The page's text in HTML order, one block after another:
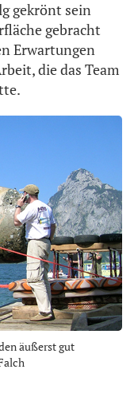
gekrönt sein
gebracht
Erwartungen
die das Team
äußerst gut